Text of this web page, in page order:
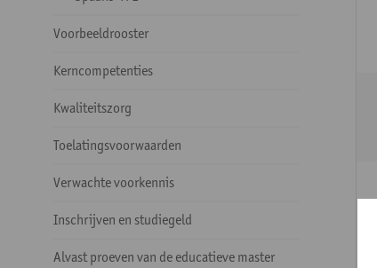
Voorbeeldrooster
Kerncompetenties
Kwaliteitszorg
Toelatingsvoorwaarden
Verwachte voorkennis
Inschrijven en studiegeld
Alvast proeven van de educatieve master